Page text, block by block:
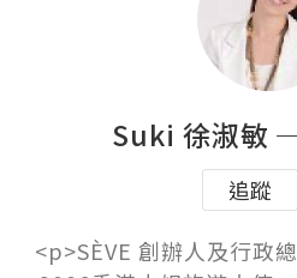
Suki 徐淑敏
追蹤
<p>SÈVE 創辦人及行政